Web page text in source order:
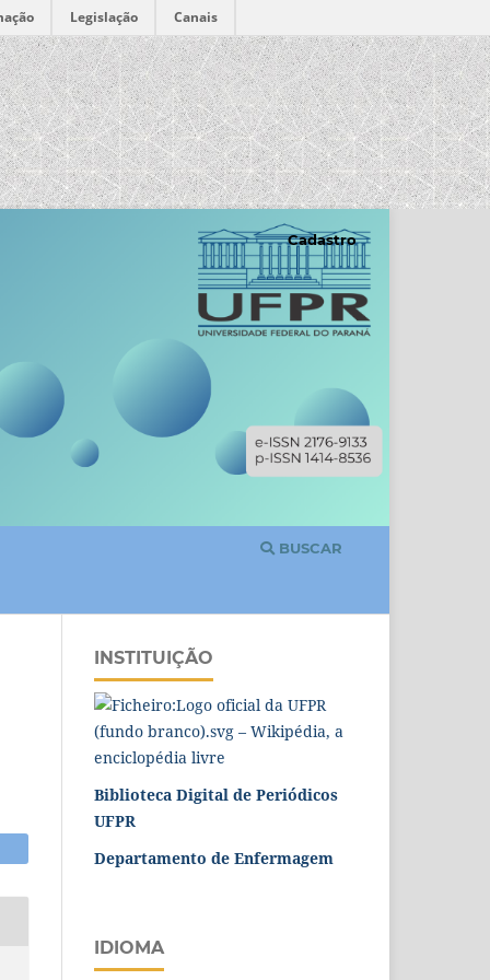
Legislação Canais
BUSCAR
Cadastro
INSTITUIÇÃO
Biblioteca Digital de Periódicos
UFPR
Departamento de Enfermagem
IDIOMA